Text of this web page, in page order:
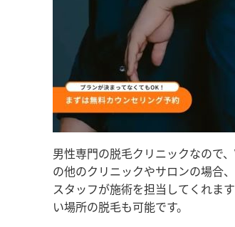
男性専門の脱毛クリニックなので
の他のクリニックやサロンの場合
スタッフが施術を担当してくれま
い場所の脱毛も可能です。